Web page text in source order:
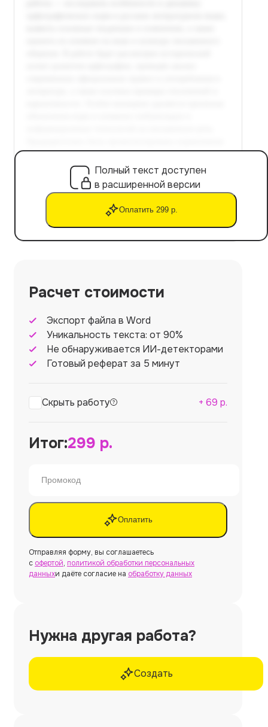
Полный текст доступен
в расширенной версии
Оплатить 299 р.
Расчет стоимости
Экспорт файла в Word
Уникальность текста: от 90%
Не обнаруживается ИИ-детекторами
Готовый реферат за 5 минут
Скрыть работу + 69 р.
Итог:299 р.
Оплатить
Отправляя форму, вы соглашаетесь
с офертой, политикой обработки персональных
данныхи даёте согласие на обработку данных
Нужна другая работа?
Создать